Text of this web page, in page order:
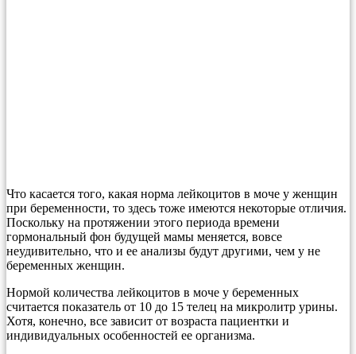
Что касается того, какая норма лейкоцитов в моче у женщин
при беременности, то здесь тоже имеются некоторые отличия.
Поскольку на протяжении этого периода времени
гормональный фон будущей мамы меняется, вовсе
неудивительно, что и ее анализы будут другими, чем у не
беременных женщин.
Нормой количества лейкоцитов в моче у беременных
считается показатель от 10 до 15 телец на микролитр урины.
Хотя, конечно, все зависит от возраста пациентки и
индивидуальных особенностей ее организма.